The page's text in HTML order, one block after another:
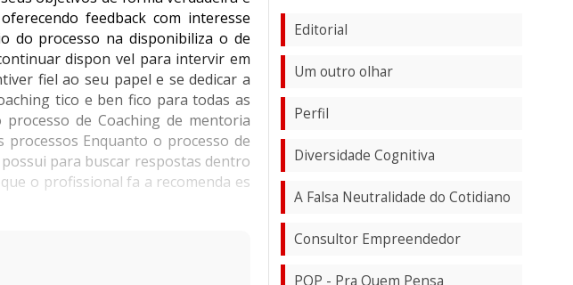
feedback com interesse
do processo na disponibiliza o de
dispon vel para intervir em
fiel ao seu papel e se dedicar a
tico e ben fico para todas as
de Coaching de mentoria
Enquanto o processo de
para buscar respostas dentro
o profissional fa a recomenda es
Editorial
Um outro olhar
Perfil
Diversidade Cognitiva
A Falsa Neutralidade do Cotidiano
Consultor Empreendedor
PQP - Pra Quem Pensa